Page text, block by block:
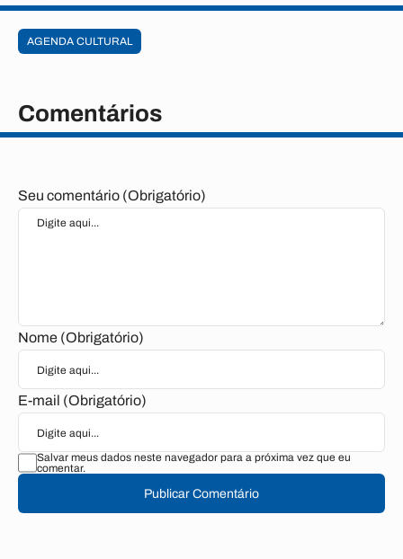
AGENDA CULTURAL
Comentários
Seu comentário (Obrigatório)
Nome (Obrigatório)
E-mail (Obrigatório)
Salvar meus dados neste navegador para a próxima vez que eu
comentar.
Publicar Comentário